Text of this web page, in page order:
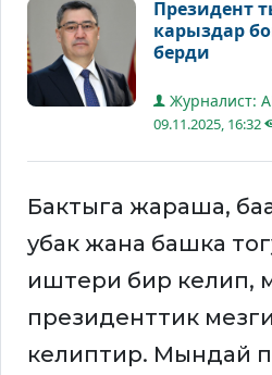
Президент
карыздар
берди
Журналист:
09.11.2025, 16:32
Бактыга жараша,
убак жана башка
иштери бир келип,
президенттик
келиптир. Мындай